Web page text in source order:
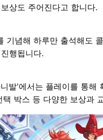
상도 주어진다고 합니다.
기념해 하루만 출석해도
행됩니다.
발'에서는 플레이를 통해
택 박스 등 다양한 보상과